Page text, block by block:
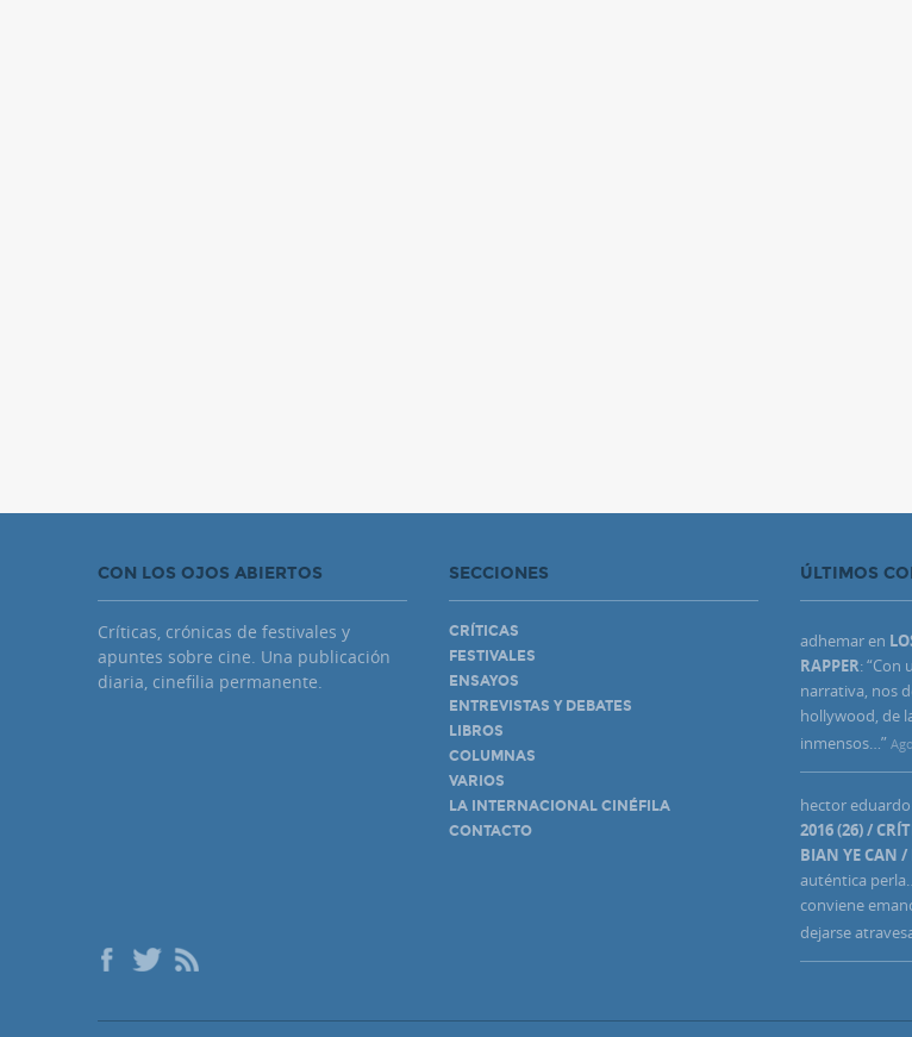
CON LOS OJOS ABIERTOS
Críticas, crónicas de festivales y
apuntes sobre cine. Una publicación
diaria, cinefilia permanente.
SECCIONES
CRÍTICAS
FESTIVALES
ENSAYOS
ENTREVISTAS Y DEBATES
LIBROS
COLUMNAS
VARIOS
LA INTERNACIONAL CINÉFILA
CONTACTO
ÚLTIMOS
adhemaren
RAPPER: “Con
narrativa, nos
hollywood, de
inmensos…”
hector
2016 (26) /
BIAN YE CAN /
auténtica
conviene
dejarse